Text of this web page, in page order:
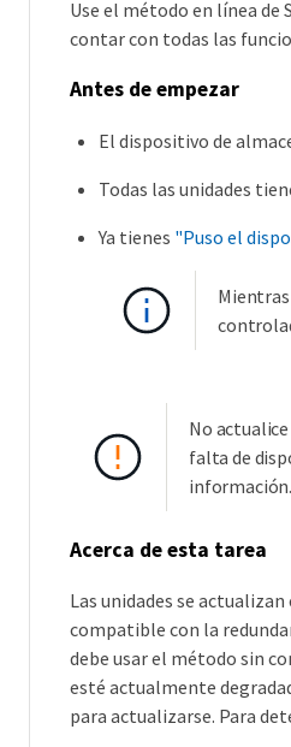
Use el método en línea de
contar con todas las
Antes de empezar
El dispositivo de
Todas las unidades
Ya tienes "Puso el
No
falta de
información.
Acerca de esta tarea
Las unidades se
compatible con la
debe usar el método sin
esté actualmente
para actualizarse. Para